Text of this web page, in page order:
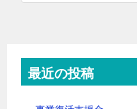
最近の投稿